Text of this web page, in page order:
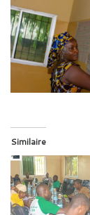
Similaire